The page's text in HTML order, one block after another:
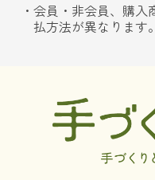
会員・非会員、購入
払方法が異なります。